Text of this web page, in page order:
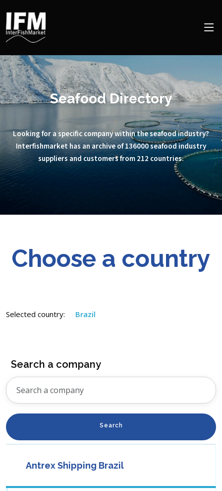
Seafood Directory
Looking for a specific company within the seafood industry?
Interfishmarket has an archive of 136000 seafood industry
suppliers and customers from 212 countries.
Choose a country
Selected country: Brazil
Search a company
Search
Antrex Shipping Brazil